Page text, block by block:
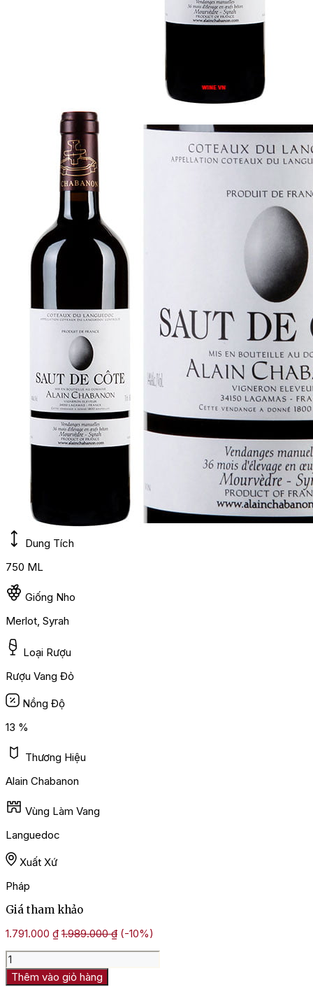
Dung Tích
750 ML
Giống Nho
Merlot, Syrah
Loại Rượu
Rượu Vang Đỏ
Nồng Độ
13 %
Thương Hiệu
Alain Chabanon
Vùng Làm Vang
Languedoc
Xuất Xứ
Pháp
Giá tham khảo
1.791.000 ₫ 1.989.000₫ (-10%)
Rượu
Vang
Pháp
Thêm vào giỏ hàng